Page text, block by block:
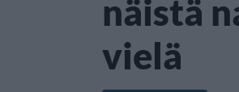
näistä
vielä